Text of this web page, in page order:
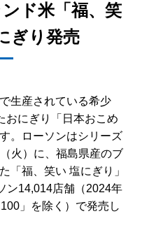
ド米「福、笑
ぎり発売
生産されている希少
おにぎり「日本おこめ
。ローソンはシリーズ
火）に、福島県産のブ
「福、笑い 塩にぎり」
ン14,014店舗（2024年
」を除く）で発売し